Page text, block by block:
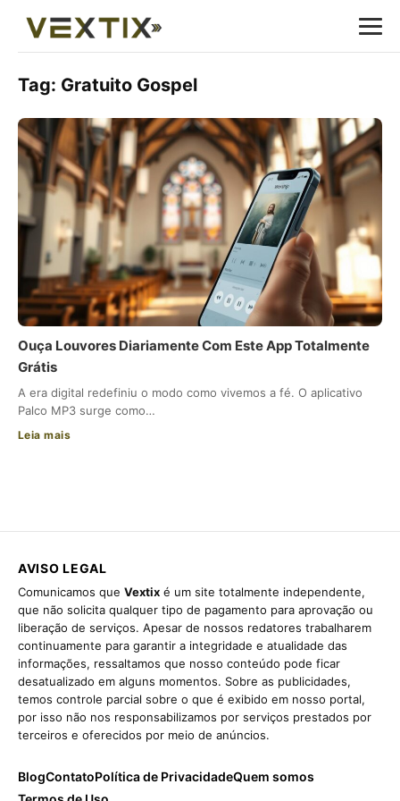
Tag: Gratuito Gospel
Ouça Louvores Diariamente Com Este App Totalmente
Grátis
A era digital redefiniu o modo como vivemos a fé. O aplicativo
Palco MP3 surge como…
Leia mais
AVISO LEGAL
Comunicamos que Vextix é um site totalmente independente,
que não solicita qualquer tipo de pagamento para aprovação ou
liberação de serviços. Apesar de nossos redatores trabalharem
continuamente para garantir a integridade e atualidade das
informações, ressaltamos que nosso conteúdo pode ficar
desatualizado em alguns momentos. Sobre as publicidades,
temos controle parcial sobre o que é exibido em nosso portal,
por isso não nos responsabilizamos por serviços prestados por
terceiros e oferecidos por meio de anúncios.
BlogContatoPolítica de PrivacidadeQuem somos